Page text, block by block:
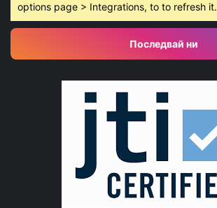
options page > Integrations, to to refresh it.
Последвай ни